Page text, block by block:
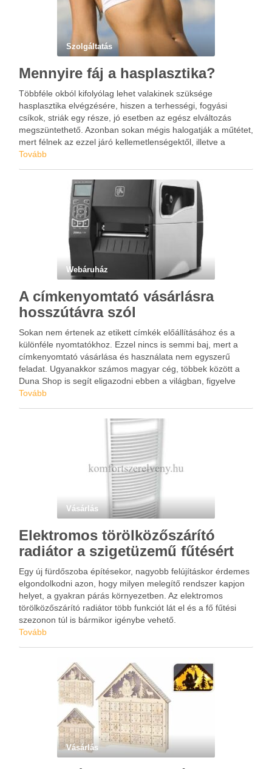
Szolgáltatás
Mennyire fáj a hasplasztika?
Többféle okból kifolyólag lehet valakinek szüksége
hasplasztika elvégzésére, hiszen a terhességi, fogyási
csíkok, striák egy része, jó esetben az egész elváltozás
megszüntethető. Azonban sokan mégis halogatják a műtétet,
mert félnek az ezzel járó kellemetlenségektől, illetve a
hosszú regenerálódási időtől. A hasplasztika után általában
Tovább
Webáruház
A címkenyomtató vásárlásra
hosszútávra szól
Sokan nem értenek az etikett címkék előállításához és a
különféle nyomtatókhoz. Ezzel nincs is semmi baj, mert a
címkenyomtató vásárlása és használata nem egyszerű
feladat. Ugyanakkor számos magyar cég, többek között a
Duna Shop is segít eligazodni ebben a világban, figyelve
arra, hogy a kliens minden téren jól járjon. A …
Tovább
Vásárlás
Elektromos törölközőszárító
radiátor a szigetüzemű fűtésért
Egy új fürdőszoba építésekor, nagyobb felújításkor érdemes
elgondolkodni azon, hogy milyen melegítő rendszer kapjon
helyet, a gyakran párás környezetben. Az elektromos
törölközőszárító radiátor több funkciót lát el és a fő fűtési
szezonon túl is bármikor igénybe vehető.
Tovább
Vásárlás